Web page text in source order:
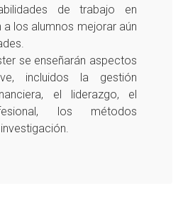
de trabajo en
los alumnos mejorar aún
se enseñarán aspectos
incluidos la gestión
el liderazgo, el
los métodos